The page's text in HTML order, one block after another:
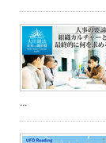
...